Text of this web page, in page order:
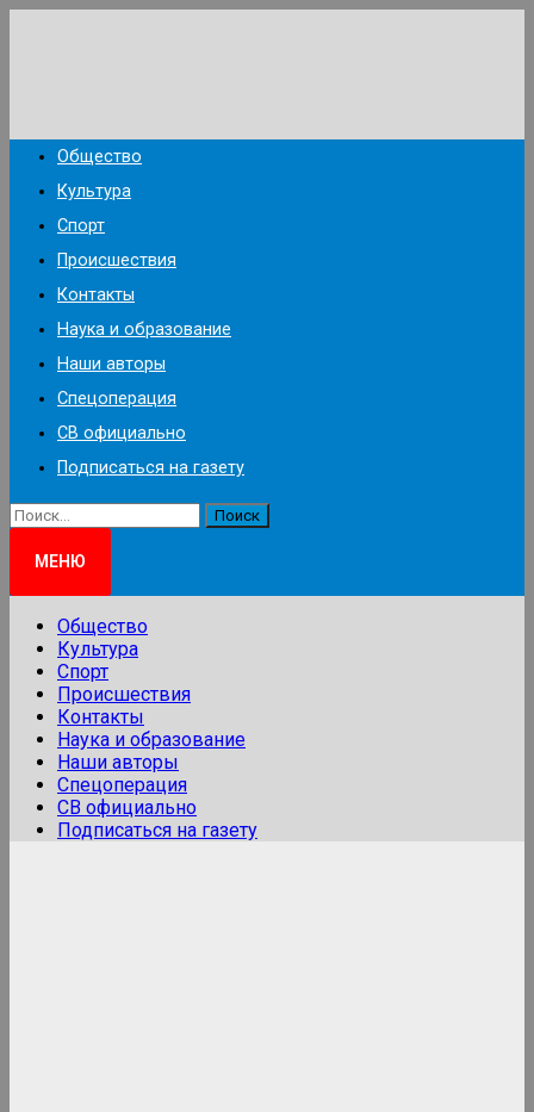
Общество
Культура
Спорт
Происшествия
Контакты
Наука и образование
Наши авторы
Спецоперация
СВ официально
Подписаться на газету
Найти:
МЕНЮ
Общество
Культура
Спорт
Происшествия
Контакты
Наука и образование
Наши авторы
Спецоперация
СВ официально
Подписаться на газету